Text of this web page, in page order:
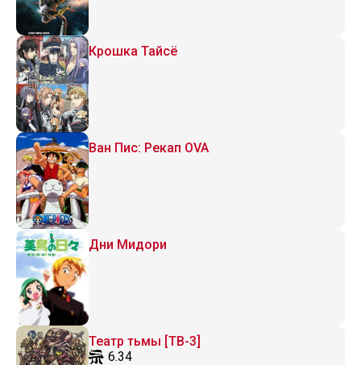
Крошка Тайсё
Ван Пис: Рекап OVA
Дни Мидори
Театр тьмы [ТВ-3]
6.34